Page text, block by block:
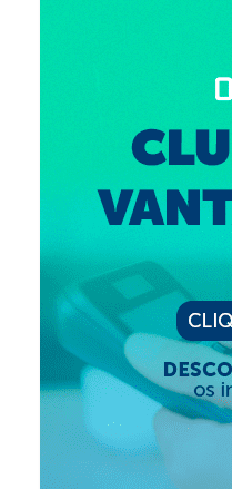
Responsabilidade
Legislações
Portarias
Resoluções
Desagravo Público
Processos Éticos
Censura Pública
Suspensão do